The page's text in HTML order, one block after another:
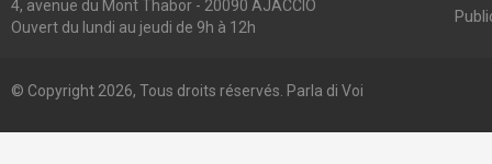
4, avenue du Mont Thabor - 20090 AJACCIO
Ouvert du lundi au jeudi de 9h à 12h
© Copyright 2026, Tous droits réservés. Parla di Voi